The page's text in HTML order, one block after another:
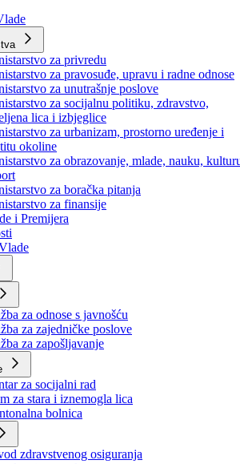
Goražde
za privredu
za pravosuđe, upravu i radne odnose
za unutrašnje poslove
za socijalnu politiku, zdravstvo,
lica i izbjeglice
za urbanizam, prostorno uređenje i
okoline
za obrazovanje, mlade, nauku,
za boračka pitanja
za finansije
i Premijera
za odnose s javnošću
za zajedničke poslove
za zapošljavanje
za socijalni rad
za stara i iznemogla lica
bolnica